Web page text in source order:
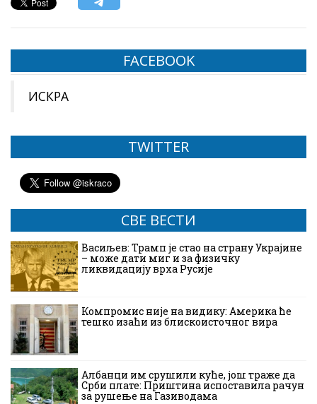
FACEBOOK
ИСКРА
TWITTER
СВЕ ВЕСТИ
Васиљев: Трамп је стао на страну Украјине
– може дати миг и за физичку
ликвидацију врха Русије
Компромис није на видику: Америка ће
тешко изаћи из блискоисточног вира
Албанци им срушили куће, још траже да
Срби плате: Приштина испоставила рачун
за рушење на Газиводама